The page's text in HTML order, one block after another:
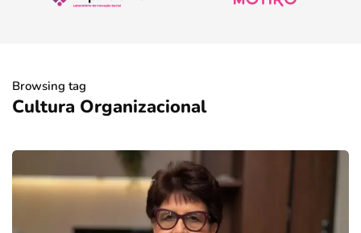
Browsing tag
Cultura Organizacional